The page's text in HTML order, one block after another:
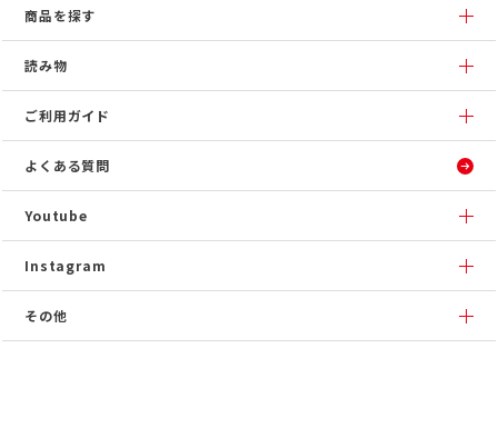
商品を探す
読み物
ご利用ガイド
よくある質問
Youtube
Instagram
その他